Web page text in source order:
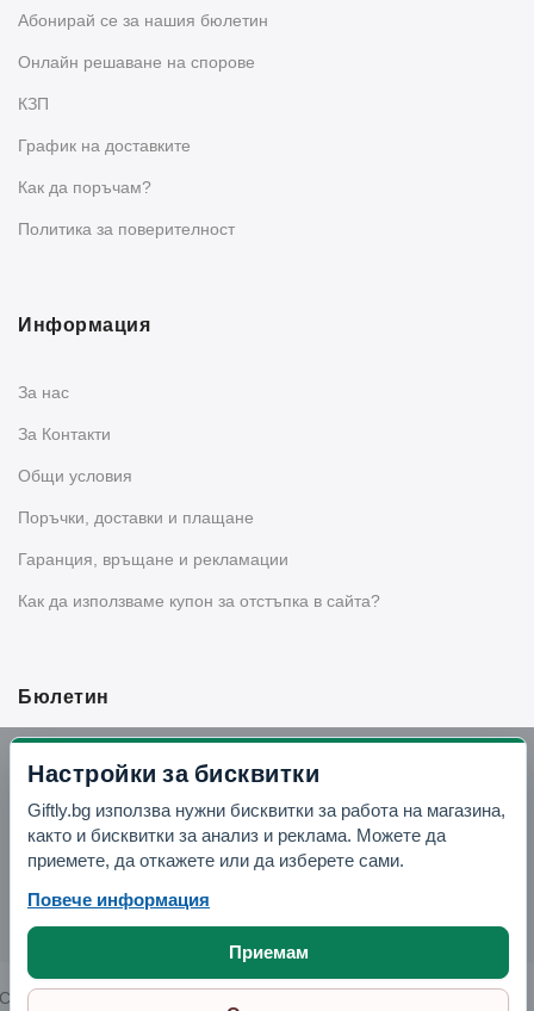
Абонирай се за нашия бюлетин
Oнлайн решаване на спорове
КЗП
График на доставките
Как да поръчам?
Политика за поверителност
Информация
За нас
За Контакти
Общи условия
Поръчки, доставки и плащане
Гаранция, връщане и рекламации
Как да използваме купон за отстъпка в сайта?
Бюлетин
Вземи -10% отстъпка в Telegram
Отвори Telegram
Copyright © 2026 GIFTLY.BG. All rights reserved.
Настройки за бисквитки
Giftly.bg използва нужни бисквитки за работа на магазина,
както и бисквитки за анализ и реклама. Можете да
приемете, да откажете или да изберете сами.
Повече информация
Приемам